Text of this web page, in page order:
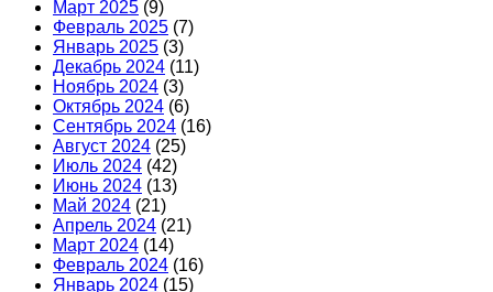
Март 2025 (9)
Февраль 2025 (7)
Январь 2025 (3)
Декабрь 2024 (11)
Ноябрь 2024 (3)
Октябрь 2024 (6)
Сентябрь 2024 (16)
Август 2024 (25)
Июль 2024 (42)
Июнь 2024 (13)
Май 2024 (21)
Апрель 2024 (21)
Март 2024 (14)
Февраль 2024 (16)
Январь 2024 (15)